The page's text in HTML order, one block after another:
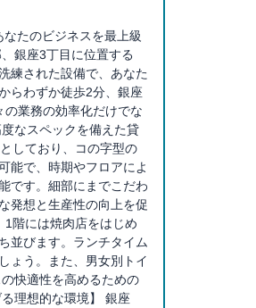
なたのビジネスを最上級
銀座3丁目に位置する
練された設備で、あなた
らわずか徒歩2分、銀座
業務の効率化だけでな
なスペックを備えた貸
しており、コの字型の
能で、時期やフロアによ
です。細部にまでこだわ
発想と生産性の向上を促
1階には焼肉店をはじめ
並びます。ランチタイム
ょう。また、男女別トイ
快適性を高めるための
理想的な環境】 銀座